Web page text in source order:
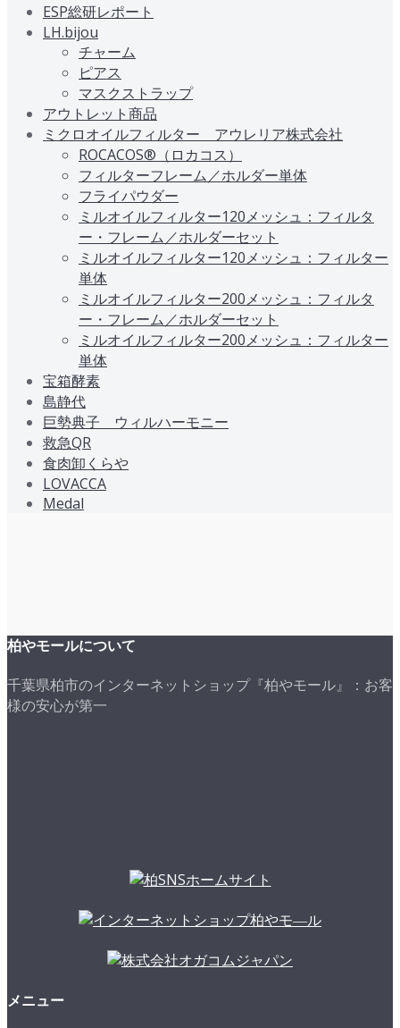
ESP総研レポート
LH.bijou
チャーム
ピアス
マスクストラップ
アウトレット商品
ミクロオイルフィルター アウレリア株式会社
ROCACOS®（ロカコス）
フィルターフレーム／ホルダー単体
フライパウダー
ミルオイルフィルター120メッシュ：フィルタ
ー・フレーム／ホルダーセット
ミルオイルフィルター120メッシュ：フィルター
単体
ミルオイルフィルター200メッシュ：フィルタ
ー・フレーム／ホルダーセット
ミルオイルフィルター200メッシュ：フィルター
単体
宝箱酵素
島静代
巨勢典子 ウィルハーモニー
救急QR
食肉卸くらや
LOVACCA
Medal
柏やモールについて
千葉県柏市のインターネットショップ『柏やモール』：お客
様の安心が第一
メニュー